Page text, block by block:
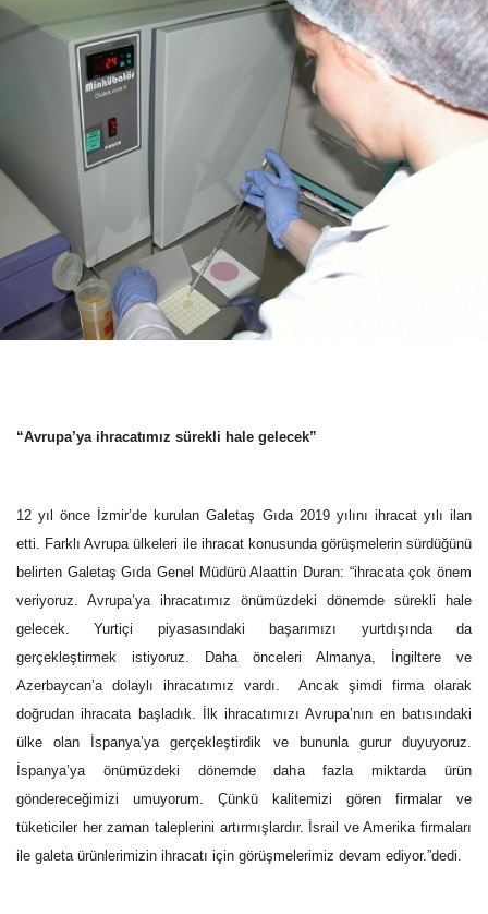
“Avrupa’ya ihracatımız sürekli hale gelecek”
12 yıl önce İzmir’de kurulan Galetaş Gıda 2019 yılını ihracat yılı ilan
etti. Farklı Avrupa ülkeleri ile ihracat konusunda görüşmelerin sürdüğünü
belirten Galetaş Gıda Genel Müdürü Alaattin Duran: “ihracata çok önem
veriyoruz. Avrupa’ya ihracatımız önümüzdeki dönemde sürekli hale
gelecek. Yurtiçi piyasasındaki başarımızı yurtdışında da
gerçekleştirmek istiyoruz. Daha önceleri Almanya, İngiltere ve
Azerbaycan’a dolaylı ihracatımız vardı.
Ancak şimdi firma olarak
doğrudan ihracata başladık. İlk ihracatımızı Avrupa’nın en batısındaki
ülke olan İspanya’ya gerçekleştirdik ve bununla gurur duyuyoruz.
İspanya’ya önümüzdeki dönemde daha fazla miktarda ürün
göndereceğimizi umuyorum. Çünkü kalitemizi gören firmalar ve
tüketiciler her zaman taleplerini artırmışlardır. İsrail ve Amerika firmaları
ile galeta ürünlerimizin ihracatı için görüşmelerimiz devam ediyor.”dedi.